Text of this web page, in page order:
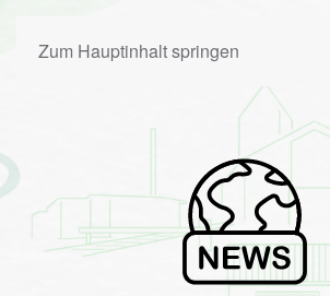
Zum Hauptinhalt springen